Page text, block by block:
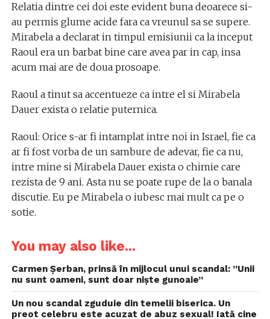
Relatia dintre cei doi este evident buna deoarece si-
au permis glume acide fara ca vreunul sa se supere.
Mirabela a declarat in timpul emisiunii ca la inceput
Raoul era un barbat bine care avea par in cap, insa
acum mai are de doua prosoape.
Raoul a tinut sa accentueze ca intre el si Mirabela
Dauer exista o relatie puternica.
Raoul: Orice s-ar fi intamplat intre noi in Israel, fie ca
ar fi fost vorba de un sambure de adevar, fie ca nu,
intre mine si Mirabela Dauer exista o chimie care
rezista de 9 ani. Asta nu se poate rupe de la o banala
discutie. Eu pe Mirabela o iubesc mai mult ca pe o
sotie.
You may also like...
Carmen Șerban, prinsă în mijlocul unui scandal: ”Unii
nu sunt oameni, sunt doar nişte gunoaie”
Un nou scandal zguduie din temelii biserica. Un
preot celebru este acuzat de abuz sexual! Iată cine